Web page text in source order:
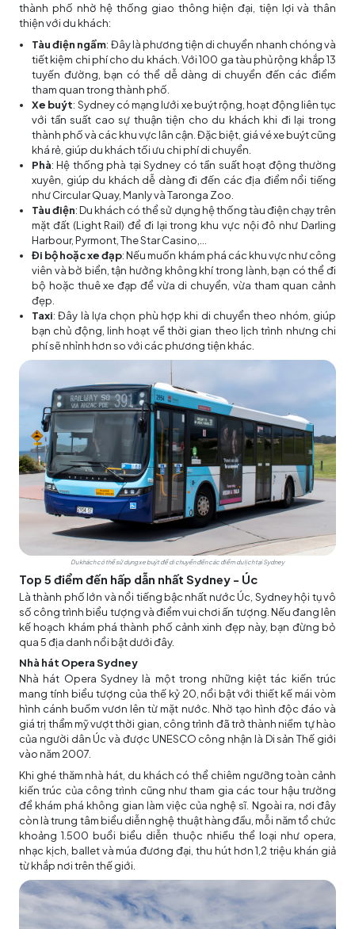
thành phố nhờ hệ thống giao thông hiện đại, tiện lợi và thân
thiện với du khách:
Tàu điện ngầm: Đây là phương tiện di chuyển nhanh chóng và
tiết kiệm chi phí cho du khách. Với 100 ga tàu phủ rộng khắp 13
tuyến đường, bạn có thể dễ dàng di chuyển đến các điểm
tham quan trong thành phố.
Xe buýt: Sydney có mạng lưới xe buýt rộng, hoạt động liên tục
với tần suất cao sự thuận tiện cho du khách khi đi lại trong
thành phố và các khu vực lân cận. Đặc biệt, giá vé xe buýt cũng
khá rẻ, giúp du khách tối ưu chi phí di chuyển.
Phà: Hệ thống phà tại Sydney có tần suất hoạt động thường
xuyên, giúp du khách dễ dàng đi đến các địa điểm nổi tiếng
như Circular Quay, Manly và Taronga Zoo.
Tàu điện: Du khách có thể sử dụng hệ thống tàu điện chạy trên
mặt đất (Light Rail) để đi lại trong khu vực nội đô như Darling
Harbour, Pyrmont, The Star Casino,…
Đi bộ hoặc xe đạp: Nếu muốn khám phá các khu vực như công
viên và bờ biển, tận hưởng không khí trong lành, bạn có thể đi
bộ hoặc thuê xe đạp để vừa di chuyển, vừa tham quan cảnh
đẹp.
Taxi: Đây là lựa chọn phù hợp khi di chuyển theo nhóm, giúp
bạn chủ động, linh hoạt về thời gian theo lịch trình nhưng chi
phí sẽ nhỉnh hơn so với các phương tiện khác.
Du khách có thể sử dụng xe buýt để di chuyển đến các điểm du lịch tại Sydney
Top 5 điểm đến hấp dẫn nhất Sydney - Úc
Là thành phố lớn và nổi tiếng bậc nhất nước Úc, Sydney hội tụ vô
số công trình biểu tượng và điểm vui chơi ấn tượng. Nếu đang lên
kế hoạch khám phá thành phố cảnh xinh đẹp này, bạn đừng bỏ
qua 5 địa danh nổi bật dưới đây.
Nhà hát Opera Sydney
Nhà hát Opera Sydney là một trong những kiệt tác kiến trúc
mang tính biểu tượng của thế kỷ 20, nổi bật với thiết kế mái vòm
hình cánh buồm vươn lên từ mặt nước. Nhờ tạo hình độc đáo và
giá trị thẩm mỹ vượt thời gian, công trình đã trở thành niềm tự hào
của người dân Úc và được UNESCO công nhận là Di sản Thế giới
vào năm 2007.
Khi ghé thăm nhà hát, du khách có thể chiêm ngưỡng toàn cảnh
kiến trúc của công trình cũng như tham gia các tour hậu trường
để khám phá không gian làm việc của nghệ sĩ. Ngoài ra, nơi đây
còn là trung tâm biểu diễn nghệ thuật hàng đầu, mỗi năm tổ chức
khoảng 1.500 buổi biểu diễn thuộc nhiều thể loại như opera,
nhạc kịch, ballet và múa đương đại, thu hút hơn 1,2 triệu khán giả
từ khắp nơi trên thế giới.